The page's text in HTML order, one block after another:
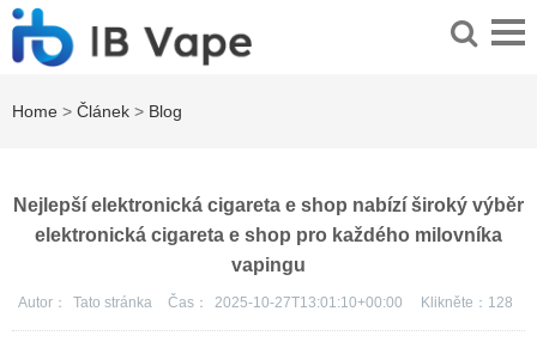
Home > Článek > Blog
Nejlepší elektronická cigareta e shop nabízí široký výběr
elektronická cigareta e shop pro každého milovníka
vapingu
Autor： Tato stránka Čas： 2025-10-27T13:01:10+00:00 Klikněte： 128